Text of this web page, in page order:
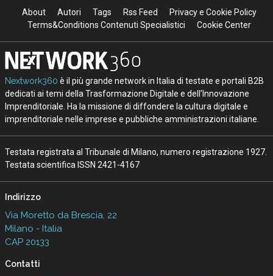
About Autori Tags Rss Feed
Privacy e Cookie Policy
Terms&Conditions Contenuti Specialistici
Cookie Center
Nextwork360 è il più grande network in Italia di testate e portali B2B
dedicati ai temi della Trasformazione Digitale e dell’Innovazione
Imprenditoriale. Ha la missione di diffondere la cultura digitale e
imprenditoriale nelle imprese e pubbliche amministrazioni italiane.
Testata registrata al Tribunale di Milano, numero registrazione 1927.
Testata scientifica ISSN 2421-4167
Indirizzo
Via Moretto da Brescia, 22
Milano - Italia
CAP 20133
Contatti